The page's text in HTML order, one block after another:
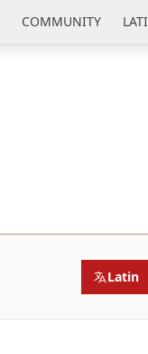
COMMUNITY
Latin